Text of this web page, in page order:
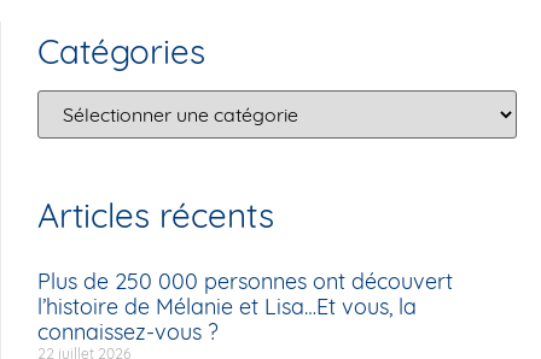
Catégories
Articles récents
Plus de 250 000 personnes ont découvert
l’histoire de Mélanie et Lisa…Et vous, la
connaissez-vous ?
22 juillet 2026